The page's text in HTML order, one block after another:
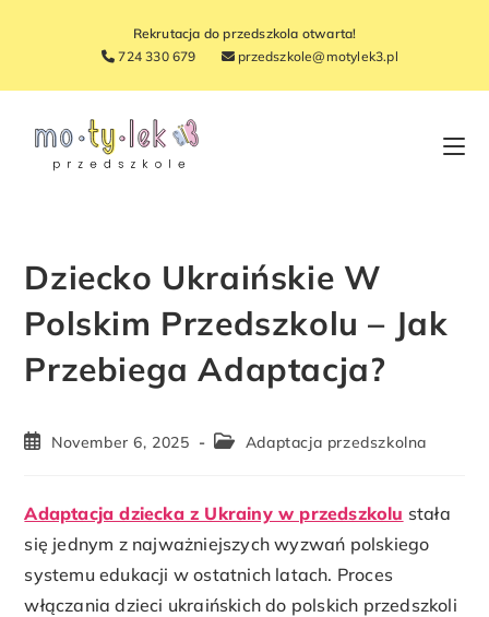
Rekrutacja do przedszkola otwarta!
724 330 679
przedszkole@motylek3.pl
Dziecko Ukraińskie W
Polskim Przedszkolu – Jak
Przebiega Adaptacja?
November 6, 2025 Adaptacja przedszkolna
Adaptacja dziecka z Ukrainy w przedszkolu stała
się jednym z najważniejszych wyzwań polskiego
systemu edukacji w ostatnich latach. Proces
włączania dzieci ukraińskich do polskich przedszkoli